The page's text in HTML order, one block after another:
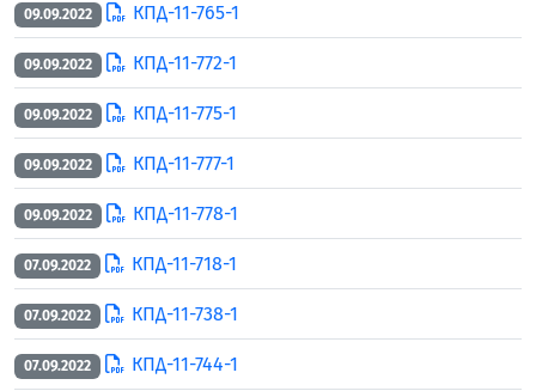
09.09.2022 КПД-11-765-1
09.09.2022 КПД-11-772-1
09.09.2022 КПД-11-775-1
09.09.2022 КПД-11-777-1
09.09.2022 КПД-11-778-1
07.09.2022 КПД-11-718-1
07.09.2022 КПД-11-738-1
07.09.2022 КПД-11-744-1